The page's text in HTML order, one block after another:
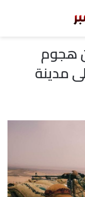
هجوم
مدينة